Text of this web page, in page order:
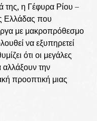
της, η Γέφυρα Ρίου –
Ελλάδας που
με μακροπρόθεσμο
να εξυπηρετεί
ότι οι μεγάλες
την
προοπτική μιας